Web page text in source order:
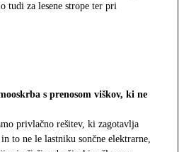
tudi za lesene strope ter pri
s prenosom viškov, ki ne
privlačno rešitev, ki zagotavlja
to ne le lastniku sončne elektrarne,